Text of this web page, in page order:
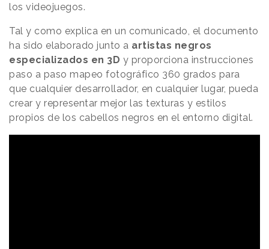
los videojuegos.
Tal y como explica en un comunicado, el documento
ha sido elaborado junto a artistas negros
especializados en 3D y proporciona instrucciones
paso a paso mapeo fotográfico 360 grados para
que cualquier desarrollador, en cualquier lugar, pueda
crear y representar mejor las texturas y estilos
propios de los cabellos negros en el entorno digital.